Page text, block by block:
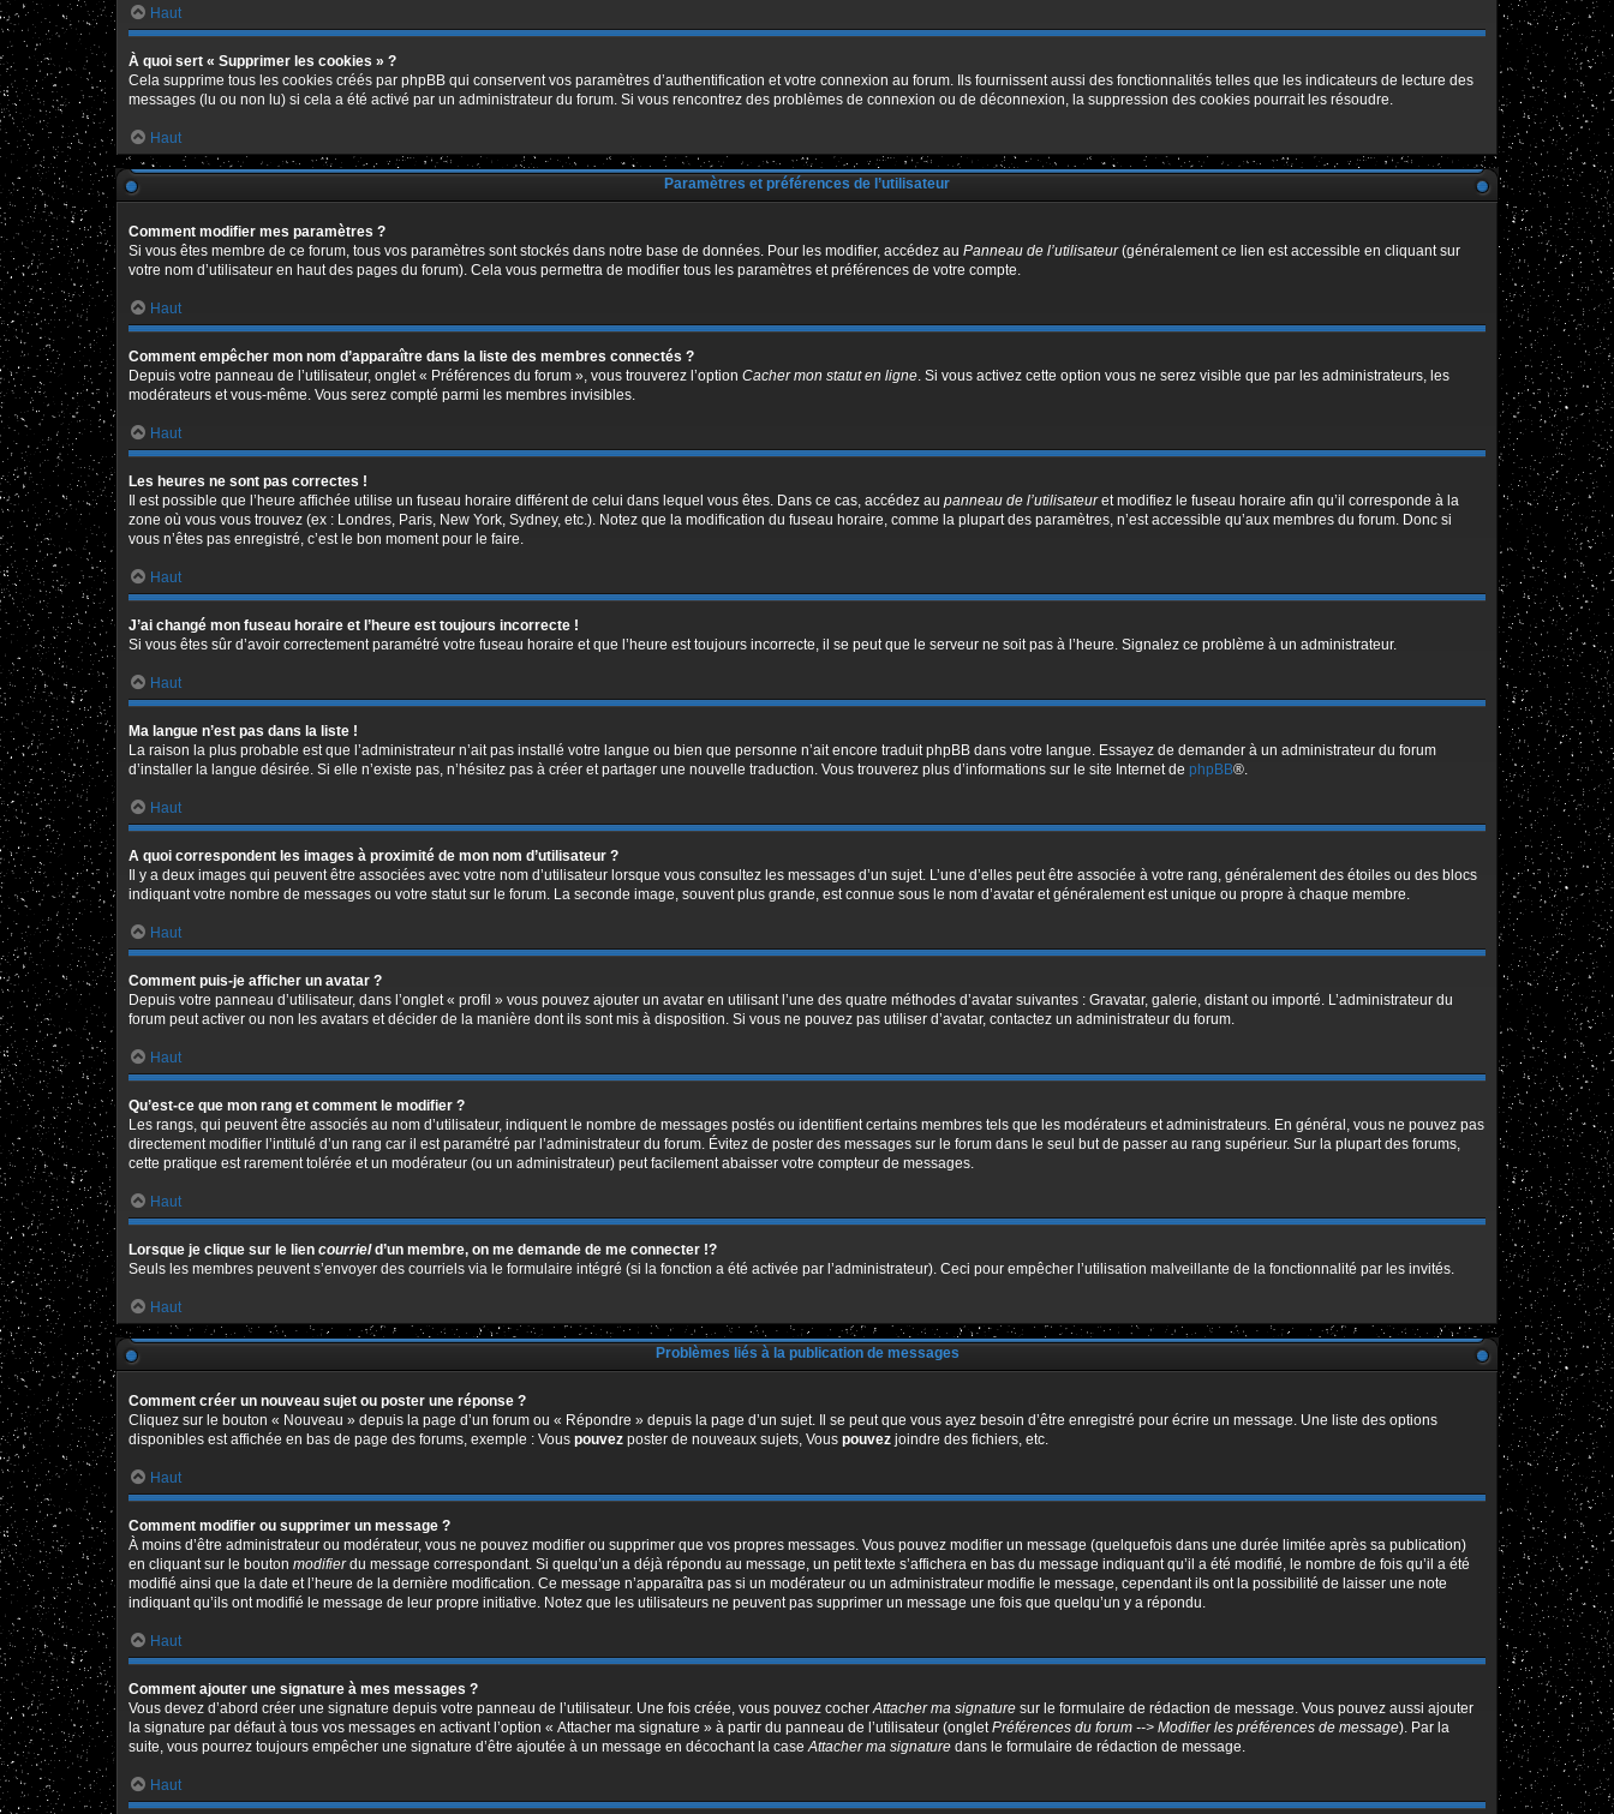
Haut
À quoi sert « Supprimer les cookies » ?
Cela supprime tous les cookies créés par phpBB qui conservent vos paramètres d’authentification et votre connexion au forum. Ils fournissent aussi des fonctionnalités telles que les indicateurs de lecture des
messages (lu ou non lu) si cela a été activé par un administrateur du forum. Si vous rencontrez des problèmes de connexion ou de déconnexion, la suppression des cookies pourrait les résoudre.
Haut
Paramètres et préférences de l’utilisateur
Comment modifier mes paramètres ?
Si vous êtes membre de ce forum, tous vos paramètres sont stockés dans notre base de données. Pour les modifier, accédez au Panneau de l’utilisateur(généralement ce lien est accessible en cliquant sur
votre nom d’utilisateur en haut des pages du forum). Cela vous permettra de modifier tous les paramètres et préférences de votre compte.
Haut
Comment empêcher mon nom d’apparaître dans la liste des membres connectés ?
Depuis votre panneau de l’utilisateur, onglet « Préférences du forum », vous trouverez l’option Cacher mon statut en ligne. Si vous activez cette option vous ne serez visible que par les administrateurs, les
modérateurs et vous-même. Vous serez compté parmi les membres invisibles.
Haut
Les heures ne sont pas correctes !
Il est possible que l’heure affichée utilise un fuseau horaire différent de celui dans lequel vous êtes. Dans ce cas, accédez au panneau de l’utilisateuret modifiez le fuseau horaire afin qu’il corresponde à la
zone où vous vous trouvez (ex : Londres, Paris, New York, Sydney, etc.). Notez que la modification du fuseau horaire, comme la plupart des paramètres, n’est accessible qu’aux membres du forum. Donc si
vous n’êtes pas enregistré, c’est le bon moment pour le faire.
Haut
J’ai changé mon fuseau horaire et l’heure est toujours incorrecte !
Si vous êtes sûr d’avoir correctement paramétré votre fuseau horaire et que l’heure est toujours incorrecte, il se peut que le serveur ne soit pas à l’heure. Signalez ce problème à un administrateur.
Haut
Ma langue n’est pas dans la liste !
La raison la plus probable est que l’administrateur n’ait pas installé votre langue ou bien que personne n’ait encore traduit phpBB dans votre langue. Essayez de demander à un administrateur du forum
d’installer la langue désirée. Si elle n’existe pas, n’hésitez pas à créer et partager une nouvelle traduction. Vous trouverez plus d’informations sur le site Internet de phpBB®.
Haut
A quoi correspondent les images à proximité de mon nom d’utilisateur ?
Il y a deux images qui peuvent être associées avec votre nom d’utilisateur lorsque vous consultez les messages d’un sujet. L’une d’elles peut être associée à votre rang, généralement des étoiles ou des blocs
indiquant votre nombre de messages ou votre statut sur le forum. La seconde image, souvent plus grande, est connue sous le nom d’avatar et généralement est unique ou propre à chaque membre.
Haut
Comment puis-je afficher un avatar ?
Depuis votre panneau d’utilisateur, dans l’onglet « profil » vous pouvez ajouter un avatar en utilisant l’une des quatre méthodes d’avatar suivantes : Gravatar, galerie, distant ou importé. L’administrateur du
forum peut activer ou non les avatars et décider de la manière dont ils sont mis à disposition. Si vous ne pouvez pas utiliser d’avatar, contactez un administrateur du forum.
Haut
Qu’est-ce que mon rang et comment le modifier ?
Les rangs, qui peuvent être associés au nom d’utilisateur, indiquent le nombre de messages postés ou identifient certains membres tels que les modérateurs et administrateurs. En général, vous ne pouvez pas
directement modifier l’intitulé d’un rang car il est paramétré par l’administrateur du forum. Évitez de poster des messages sur le forum dans le seul but de passer au rang supérieur. Sur la plupart des forums,
cette pratique est rarement tolérée et un modérateur (ou un administrateur) peut facilement abaisser votre compteur de messages.
Haut
Lorsque je clique sur le lien courrield’un membre, on me demande de me connecter !?
Seuls les membres peuvent s’envoyer des courriels via le formulaire intégré (si la fonction a été activée par l’administrateur). Ceci pour empêcher l’utilisation malveillante de la fonctionnalité par les invités.
Haut
Problèmes liés à la publication de messages
Comment créer un nouveau sujet ou poster une réponse ?
Cliquez sur le bouton « Nouveau » depuis la page d’un forum ou « Répondre » depuis la page d’un sujet. Il se peut que vous ayez besoin d’être enregistré pour écrire un message. Une liste des options
disponibles est affichée en bas de page des forums, exemple : Vous pouvez poster de nouveaux sujets, Vous pouvez joindre des fichiers, etc.
Haut
Comment modifier ou supprimer un message ?
À moins d’être administrateur ou modérateur, vous ne pouvez modifier ou supprimer que vos propres messages. Vous pouvez modifier un message (quelquefois dans une durée limitée après sa publication)
en cliquant sur le bouton modifierdu message correspondant. Si quelqu’un a déjà répondu au message, un petit texte s’affichera en bas du message indiquant qu’il a été modifié, le nombre de fois qu’il a été
modifié ainsi que la date et l’heure de la dernière modification. Ce message n’apparaîtra pas si un modérateur ou un administrateur modifie le message, cependant ils ont la possibilité de laisser une note
indiquant qu’ils ont modifié le message de leur propre initiative. Notez que les utilisateurs ne peuvent pas supprimer un message une fois que quelqu’un y a répondu.
Haut
Comment ajouter une signature à mes messages ?
Vous devez d’abord créer une signature depuis votre panneau de l’utilisateur. Une fois créée, vous pouvez cocherAttacher ma signature sur le formulaire de rédaction de message. Vous pouvez aussi ajouter
la signature par défaut à tous vos messages en activant l’option « Attacher ma signature » à partir du panneau de l’utilisateur (ongletPréférences du forum --> Modifier les préférences de message). Par la
suite, vous pourrez toujours empêcher une signature d’être ajoutée à un message en décochant la caseAttacher ma signature dans le formulaire de rédaction de message.
Haut